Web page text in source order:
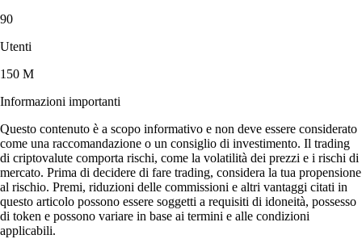
90
Utenti
150 M
Informazioni importanti
Questo contenuto è a scopo informativo e non deve essere considerato
come una raccomandazione o un consiglio di investimento. Il trading
di criptovalute comporta rischi, come la volatilità dei prezzi e i rischi di
mercato. Prima di decidere di fare trading, considera la tua propensione
al rischio. Premi, riduzioni delle commissioni e altri vantaggi citati in
questo articolo possono essere soggetti a requisiti di idoneità, possesso
di token e possono variare in base ai termini e alle condizioni
applicabili.